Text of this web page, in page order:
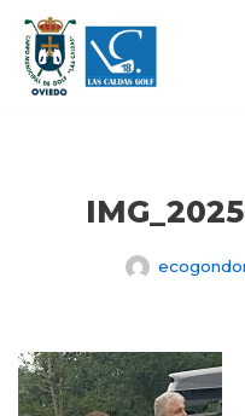
Saltar
al